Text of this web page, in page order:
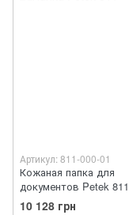
Артикул: 811-000-01
Кожаная папка для
документов Petek 811
10 128 грн